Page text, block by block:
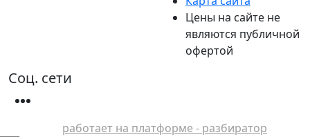
Цены на сайте не
являются публичной
офертой
Соц. сети
работает на платформе - разбиратор